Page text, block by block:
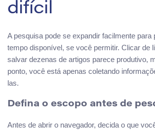
difícil
A pesquisa pode se expandir facilmente para
tempo disponível, se você permitir. Clicar de
salvar dezenas de artigos parece produtivo,
ponto, você está apenas coletando
las.
Defina o escopo antes de
Antes de abrir o navegador, decida o que